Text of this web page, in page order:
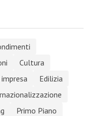
Cultura
Edilizia
Primo Piano